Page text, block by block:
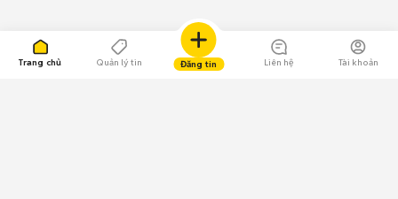
Trang chủ Quản lý tin Đăng tin Liên hệ Tài khoản